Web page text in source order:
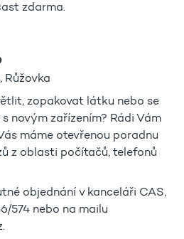
zdarma.
Růžovka
zopakovat látku nebo se
novým zařízením? Rádi Vám
máme otevřenou poradnu
z oblasti počítačů, telefonů
objednání v kanceláři CAS,
574 nebo na mailu